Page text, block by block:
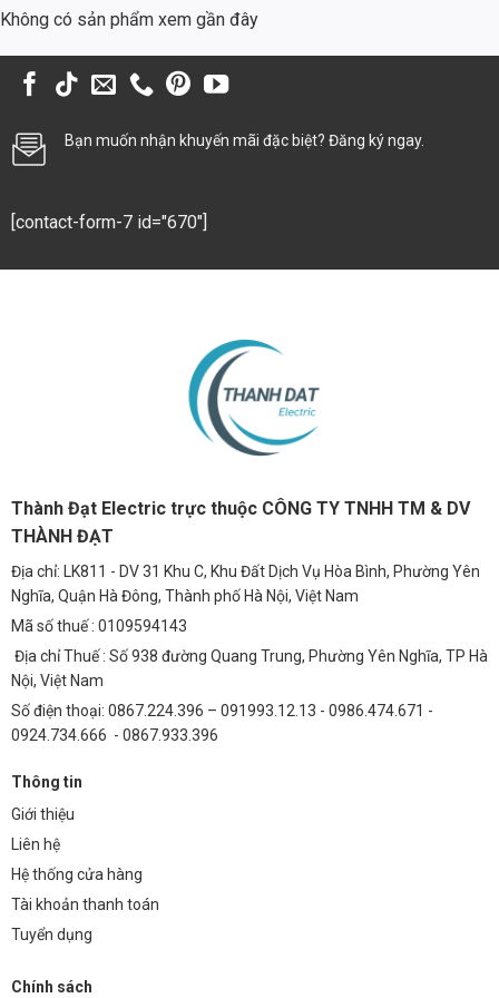
hạn. So sánh với các nguồn điện thông thường, nguồn Meanwell có
phí bảo trì và thay thế. Ước tính, sau 5 năm sử dụng, bạn có thể tiết
dụng các nguồn điện chất lượng kém.
Tiết kiệm năng lượng:Hiệu suất cao giúp giảm chi phí điện năng.
tuổi thọ lâu dài.
Các tính năng bảo vệ toàn diện đảm bảo an toàn cho
người sử dụng và thiết bị.
Thân thiện với môi trường: Giảm thiểu lượng khí thải carbon, góp
phần bảo vệ môi trường.
Nhiều khách hàng đã tin tưởng và sử dụng nguồn Meanwell 320W
(XLG-320-H-A) và đánh giá cao về chất lượng, độ ổn định và hiệu quả
của sản phẩm. Họ nhận thấy rằng nguồn Meanwell giúp giảm thiểu
chi phí điện năng, kéo dài tuổi thọ của đèn LED và đảm bảo an toàn
cho hệ thống chiếu sáng.
FAQ – Giải đáp thắc mắc thường gặp
Q1: Nguồn Meanwell 320W có phù hợp với loại đèn
LED nào?
Nguồn Meanwell 320W tương thích với hầu hết các loại đèn LED có
Q2: Nguồn Meanwell 320W có bảo vệ quá tải không?
Có, nguồn Meanwell 320W được trang bị tính năng bảo vệ quá tải,
giúp ngăn ngừa hư hỏng do quá dòng điện.
Q3: Thời gian bảo hành của nguồn Meanwell 320W là
bao lâu?
Không có sản phẩm xem gần đây
Bạn muốn nhận khuyến mãi đặc biệt? Đăng ký ngay.
[contact-form-7 id="670"]
Thành Đạt Electric trực thuộc CÔNG TY TNHH TM & DV
THÀNH ĐẠT
Địa chỉ: LK811 - DV 31 Khu C, Khu Đất Dịch Vụ Hòa Bình, Phường Yên
Nghĩa, Quận Hà Đông, Thành phố Hà Nội, Việt Nam
Mã số thuế : 0109594143
Địa chỉ Thuế : Số 938 đường Quang Trung, Phường Yên Nghĩa, TP Hà
Nội, Việt Nam
Số điện thoại: 0867.224.396 – 091993.12.13 - 0986.474.671 -
0924.734.666 - 0867.933.396
Thông tin
Giới thiệu
Liên hệ
Hệ thống cửa hàng
Tài khoản thanh toán
Tuyển dụng
Chính sách